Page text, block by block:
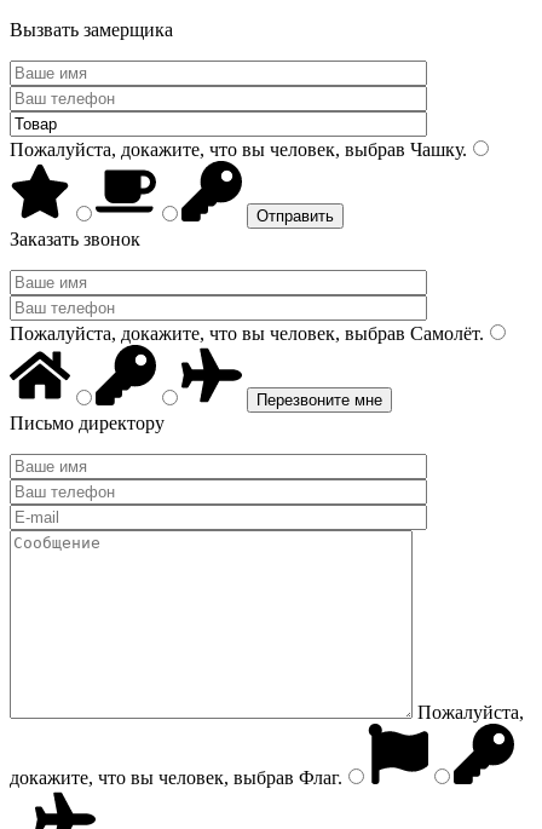
Вызвать замерщика
Пожалуйста, докажите, что вы человек, выбрав Чашку.
Заказать звонок
Пожалуйста, докажите, что вы человек, выбрав Самолёт.
Письмо директору
Пожалуйста,
докажите, что вы человек, выбрав Флаг.